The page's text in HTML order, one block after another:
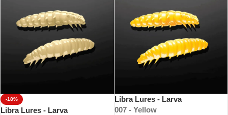
-18%
Libra Lures - Larva
Libra Lures - Larva
007 - Yellow